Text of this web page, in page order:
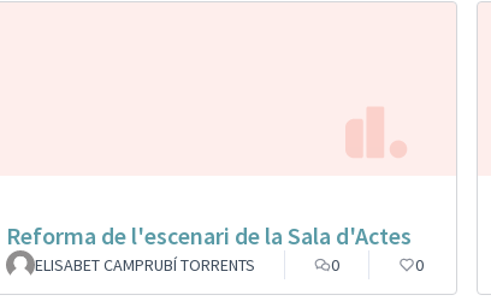
Reforma de l'escenari de la Sala d'Actes
ELISABET CAMPRUBÍ TORRENTS 0 0